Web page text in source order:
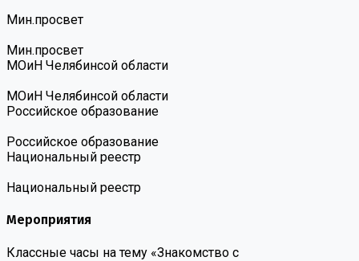
Мин.просвет
Мин.просвет
МОиН Челябинсой области
МОиН Челябинсой области
Российское образование
Российское образование
Национальный реестр
Национальный реестр
Мероприятия
Классные часы на тему «Знакомство с